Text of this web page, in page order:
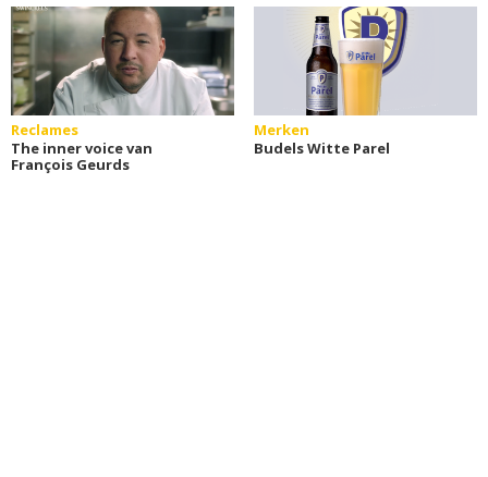
Reclames
The inner voice van
François Geurds
Merken
Budels Witte Parel